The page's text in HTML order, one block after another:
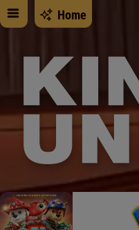
Home